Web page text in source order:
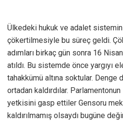
Ülkedeki hukuk ve adalet
çökertilmesiyle bu süreç geldi.
adımları birkaç gün sonra 16
atıldı. Bu sistemde önce yargıyı
tahakkümü altına soktular.
ortadan kaldırdılar.
yetkisini gasp ettiler Gensoru
kaldırılmamış olsaydı bugüne